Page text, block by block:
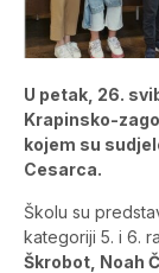
U petak, 26.
Krapinsko-
kojem su
Cesarca.
Školu su
kategoriji 5. i 6.
Škrobot, Noah